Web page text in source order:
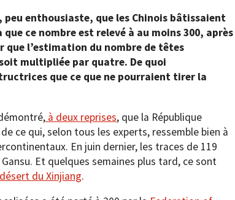
enthousiaste, que les Chinois bâtissaient
ce nombre est relevé à au moins 300, après
que l’estimation du nombre de têtes
multipliée par quatre. De quoi
que ce que ne pourraient tirer la
à deux reprises, que la République
ce qui, selon tous les experts, ressemble bien à
En juin dernier, les traces de 119
Et quelques semaines plus tard, ce sont
du Xinjiang.